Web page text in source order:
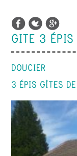
GITE 3 ÉPIS
DOUCIER
3 ÉPIS GÎTES